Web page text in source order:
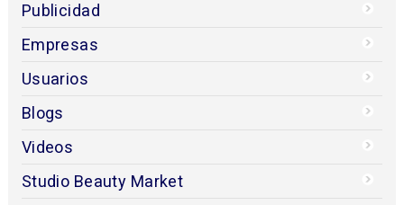
Publicidad
Empresas
Usuarios
Blogs
Videos
Studio Beauty Market